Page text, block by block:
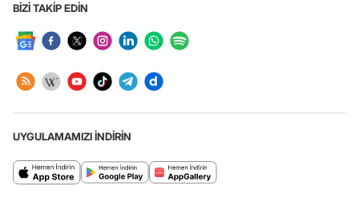
BİZİ TAKİP EDİN
UYGULAMAMIZI İNDİRİN